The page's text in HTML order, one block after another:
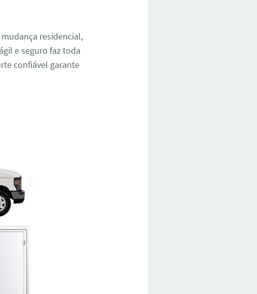
residencial,
e seguro faz toda
confiável garante